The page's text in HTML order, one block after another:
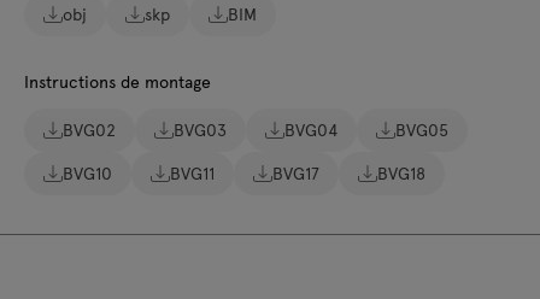
obj
skp BIM
Instructions de montage
BVG02 BVG03 BVG04
BVG05
BVG10
BVG11 BVG17 BVG18